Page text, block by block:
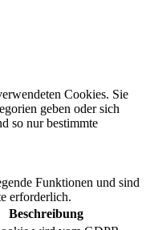
Cookies. Sie
geben oder sich
so nur bestimmte
Funktionen und sind
erforderlich.
Beschreibung